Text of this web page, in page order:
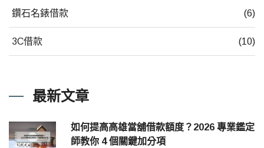
鑽石名錶借款 (6)
3C借款 (10)
最新文章
如何提高高雄當舖借款額度？2026 專業鑑定
師教你 4 個關鍵加分項